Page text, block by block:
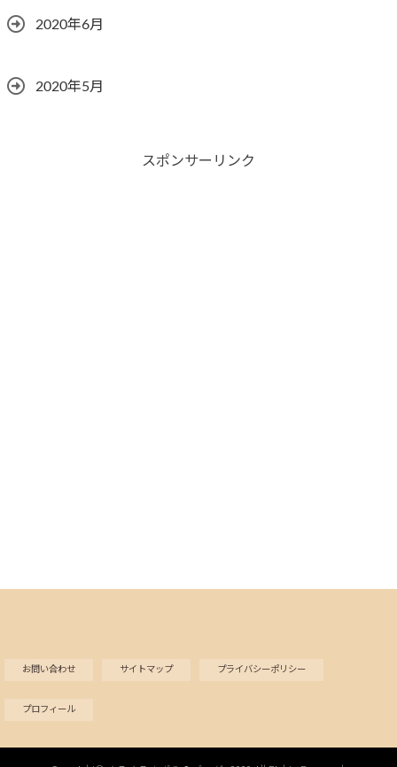
2020年6月
2020年5月
スポンサーリンク
お問い合わせ サイトマップ プライバシーポリシー
プロフィール